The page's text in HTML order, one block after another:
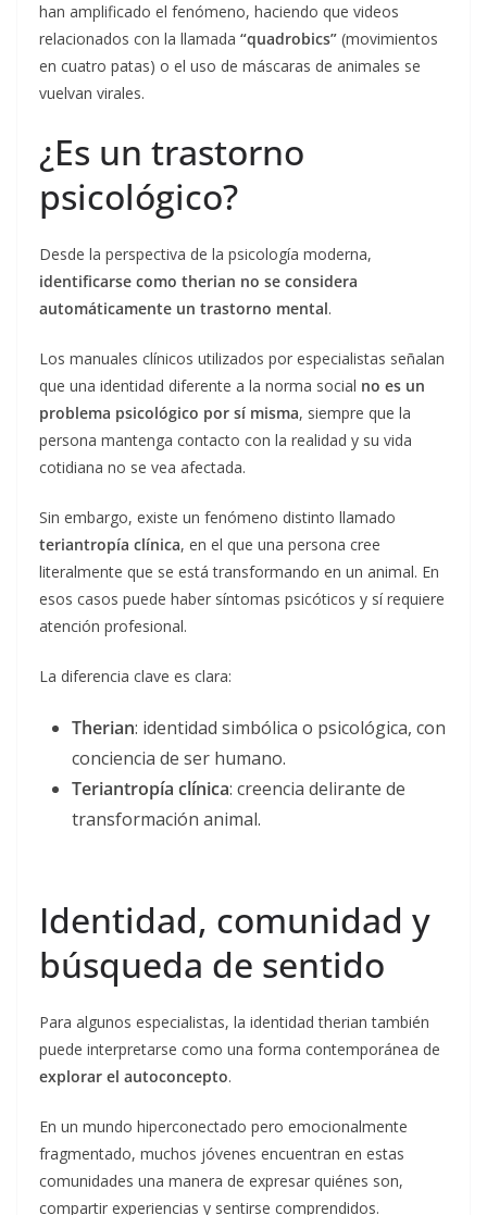
han amplificado el fenómeno, haciendo que videos
relacionados con la llamada “quadrobics” (movimientos
en cuatro patas) o el uso de máscaras de animales se
vuelvan virales.
¿Es un trastorno
psicológico?
Desde la perspectiva de la psicología moderna,
identificarse como therian no se considera
automáticamente un trastorno mental.
Los manuales clínicos utilizados por especialistas señalan
que una identidad diferente a la norma social no es un
problema psicológico por sí misma, siempre que la
persona mantenga contacto con la realidad y su vida
cotidiana no se vea afectada.
Sin embargo, existe un fenómeno distinto llamado
teriantropía clínica, en el que una persona cree
literalmente que se está transformando en un animal. En
esos casos puede haber síntomas psicóticos y sí requiere
atención profesional.
La diferencia clave es clara:
Therian: identidad simbólica o psicológica, con
conciencia de ser humano.
Teriantropía clínica: creencia delirante de
transformación animal.
Identidad, comunidad y
búsqueda de sentido
Para algunos especialistas, la identidad therian también
puede interpretarse como una forma contemporánea de
explorar el autoconcepto.
En un mundo hiperconectado pero emocionalmente
fragmentado, muchos jóvenes encuentran en estas
comunidades una manera de expresar quiénes son,
compartir experiencias y sentirse comprendidos.